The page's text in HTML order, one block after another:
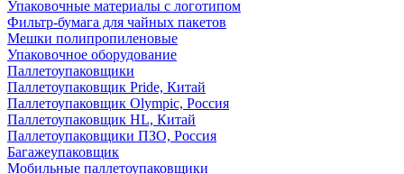
Упаковочные материалы с логотипом
Фильтр-бумага для чайных пакетов
Мешки полипропиленовые
Упаковочное оборудование
Паллетоупаковщики
Паллетоупаковщик Pride, Китай
Паллетоупаковщик Olympic, Россия
Паллетоупаковщик HL, Китай
Паллетоупаковщики ПЗО, Россия
Багажеупаковщик
Мобильные паллетоупаковщики